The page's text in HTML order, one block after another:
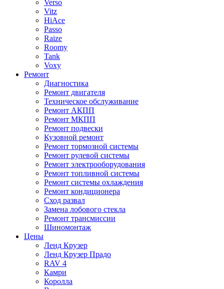
Verso
Vitz
HiAce
Passo
Raize
Roomy
Tank
Voxy
Ремонт
Диагностика
Ремонт двигателя
Техническое обслуживание
Ремонт АКПП
Ремонт МКПП
Ремонт подвески
Кузовной ремонт
Ремонт тормозной системы
Ремонт рулевой системы
Ремонт электрооборудования
Ремонт топливной системы
Ремонт системы охлаждения
Ремонт кондиционера
Сход развал
Замена лобового стекла
Ремонт трансмиссии
Шиномонтаж
Цены
Ленд Крузер
Ленд Крузер Прадо
RAV 4
Камри
Королла